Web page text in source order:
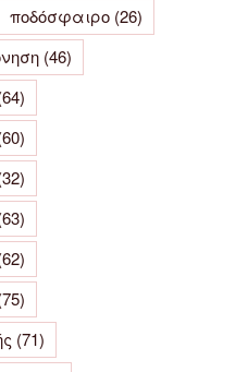
ποδόσφαιρο (26)
(46)
(71)